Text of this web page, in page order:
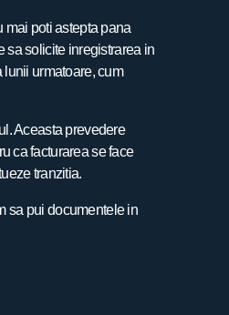
mai poti astepta pana
sa solicite inregistrarea in
lunii urmatoare, cum
Aceasta prevedere
ca facturarea se face
tranzitia.
sa pui documentele in